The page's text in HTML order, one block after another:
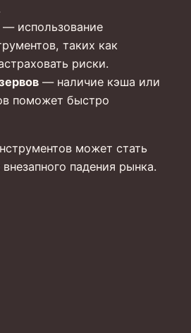
— использование
таких как
риски.
— наличие кэша или
поможет быстро
может стать
падения рынка.